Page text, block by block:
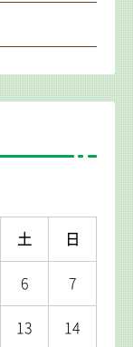
土 日
6 7
13 14